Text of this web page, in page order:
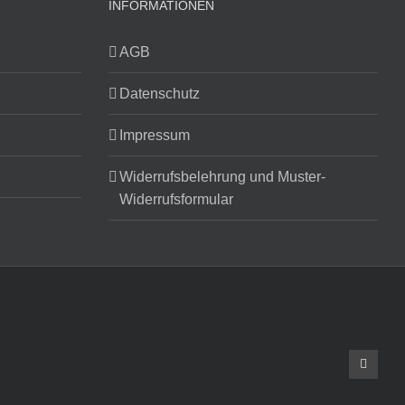
INFORMATIONEN
AGB
Datenschutz
Impressum
Widerrufsbelehrung und Muster-
Widerrufsformular